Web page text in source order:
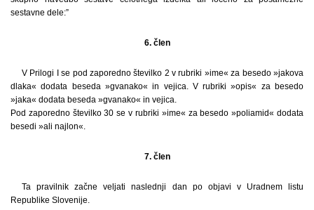
sestavne dele:”
6. člen
V Prilogi I se pod zaporedno številko 2 v rubriki »ime« za besedo »jakova
dlaka« dodata beseda »gvanako« in vejica. V rubriki »opis« za besedo
»jaka« dodata beseda »gvanako« in vejica.
Pod zaporedno številko 30 se v rubriki »ime« za besedo »poliamid« dodata
besedi »ali najlon«.
7. člen
Ta pravilnik začne veljati naslednji dan po objavi v Uradnem listu
Republike Slovenije.